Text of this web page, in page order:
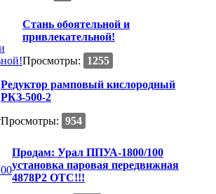
Стань обоятельной и
привлекательной!
Просмотры:
1255
Редуктор рамповый кислородный
РКЗ-500-2
Просмотры: 954
Продам: Урал ППУА-1800/100
установка паровая передвижная
4878Р2 ОТС!!!